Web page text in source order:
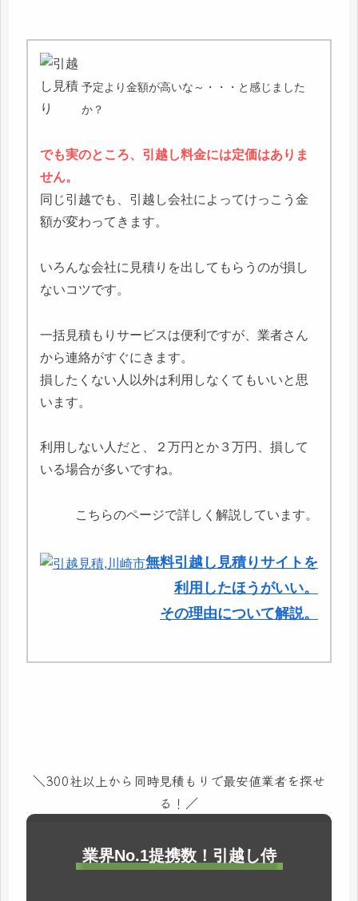
予定より金額が高いな～・・・と感じました
か？
でも実のところ、引越し料金には定価はありま
せん。
同じ引越でも、引越し会社によってけっこう金
額が変わってきます。
いろんな会社に見積りを出してもらうのが損し
ないコツです。
一括見積もりサービスは便利ですが、業者さん
から連絡がすぐにきます。
損したくない人以外は利用しなくてもいいと思
います。
利用しない人だと、２万円とか３万円、損して
いる場合が多いですね。
こちらのページで詳しく解説しています。
無料引越し見積りサイトを
利用したほうがいい。
その理由について解説。
＼300社以上から同時見積もりで最安値業者を探せ
る！／
業界No.1提携数！引越し侍